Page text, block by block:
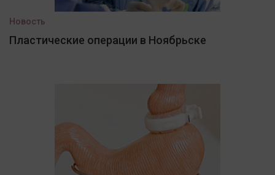
Новость
Пластические операции в Ноябрьске